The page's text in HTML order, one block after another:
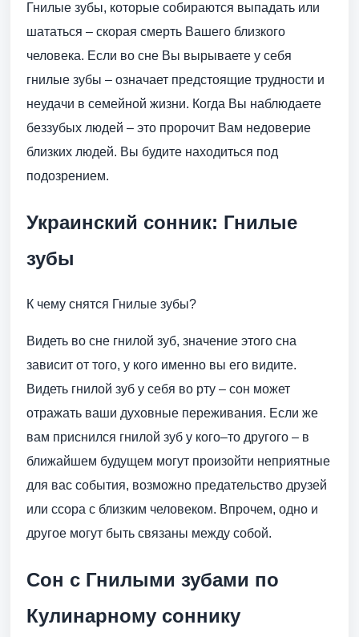
Гнилые зубы, которые собираются выпадать или
шататься – скорая смерть Вашего близкого
человека. Если во сне Вы вырываете у себя
гнилые зубы – означает предстоящие трудности и
неудачи в семейной жизни. Когда Вы наблюдаете
беззубых людей – это пророчит Вам недоверие
близких людей. Вы будите находиться под
подозрением.
Украинский сонник: Гнилые
зубы
К чему снятся Гнилые зубы?
Видеть во сне гнилой зуб, значение этого сна
зависит от того, у кого именно вы его видите.
Видеть гнилой зуб у себя во рту – сон может
отражать ваши духовные переживания. Если же
вам приснился гнилой зуб у кого–то другого – в
ближайшем будущем могут произойти неприятные
для вас события, возможно предательство друзей
или ссора с близким человеком. Впрочем, одно и
другое могут быть связаны между собой.
Сон с Гнилыми зубами по
Кулинарному соннику